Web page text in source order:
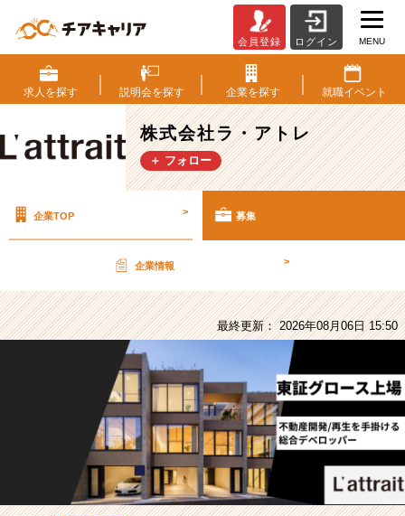
式
会
社
ラ・
ア
ト
用/
求
-
ロ
ー
ス
上
場・
創
業
30
会員登録 ログイン MENU
求人を探す 説明会を探す 企業を探す 就職イベント
株式会社ラ・アトレ
＋ フォロー
企業TOP > 募集
企業情報 >
最終更新： 2026年08月06日 15:50